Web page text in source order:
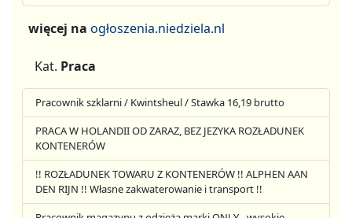
więcej na ogłoszenia.niedziela.nl
Kat. Praca
Pracownik szklarni / Kwintsheul / Stawka 16,19 brutto
PRACA W HOLANDII OD ZARAZ, BEZ JEZYKA ROZŁADUNEK
KONTENERÓW
!! ROZŁADUNEK TOWARU Z KONTENERÓW !! ALPHEN AAN
DEN RIJN !! Własne zakwaterowanie i transport !!